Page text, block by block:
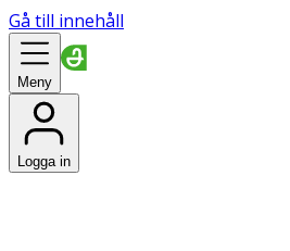
Gå till innehåll
Meny
Logga in